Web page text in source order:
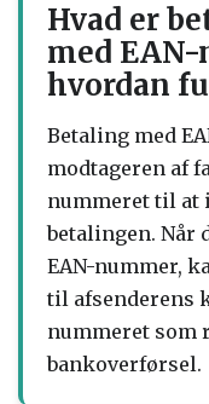
Hvad er
med
hvordan
Betaling med
modtageren af
nummeret til at
betalingen. Når
EAN-nummer,
til afsenderens
nummeret som
bankoverførsel.